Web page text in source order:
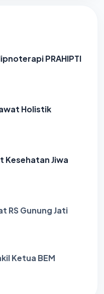
PRAHIPTI
Holistik
Kesehatan Jiwa
RS Gunung Jati
Ketua BEM